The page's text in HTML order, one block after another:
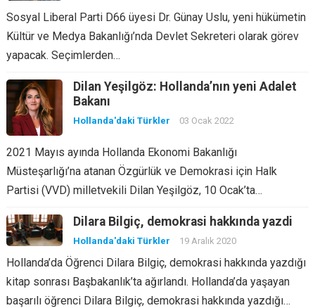
Sosyal Liberal Parti D66 üyesi Dr. Günay Uslu, yeni hükümetin
Kültür ve Medya Bakanlığı’nda Devlet Sekreteri olarak görev
yapacak. Seçimlerden…
Dilan Yeşilgöz: Hollanda’nın yeni Adalet
Bakanı
Hollanda'daki Türkler 03 Ocak 2022
2021 Mayıs ayında Hollanda Ekonomi Bakanlığı
Müsteşarlığı’na atanan Özgürlük ve Demokrasi için Halk
Partisi (VVD) milletvekili Dilan Yeşilgöz, 10 Ocak’ta…
Dilara Bilgiç, demokrasi hakkında yazdi
Hollanda'daki Türkler 19 Aralık 2020
Hollanda’da Öğrenci Dilara Bilgiç, demokrasi hakkında yazdığı
kitap sonrası Başbakanlık’ta ağırlandı. Hollanda’da yaşayan
başarılı öğrenci Dilara Bilgiç, demokrasi hakkında yazdığı…